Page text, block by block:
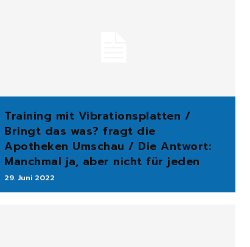
Training mit Vibrationsplatten /
Bringt das was? fragt die
Apotheken Umschau / Die Antwort:
Manchmal ja, aber nicht für jeden
29. Juni 2022